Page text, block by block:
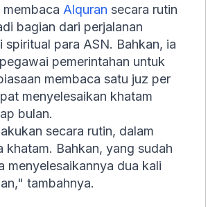
membaca Alquran secara rutin
bagian dari perjalanan
spiritual para ASN. Bahkan, ia
pemerintahan untuk
membaca satu juz per
menyelesaikan khatam
bulan.
secara rutin, dalam
khatam. Bahkan, yang sudah
menyelesaikannya dua kali
tambahnya.